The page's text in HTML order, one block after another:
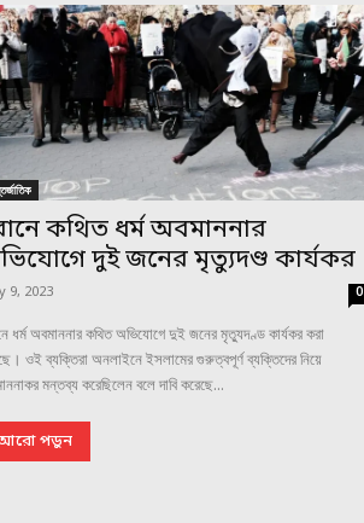
কথিত ধর্ম অবমাননার
দুই জনের মৃত্যুদণ্ড কার্যকর
9, 2023 0
ধর্ম অবমাননার কথিত অভিযোগে দুই জনের মৃত্যুদণ্ড কার্যকর করা
ওই ব্যক্তিরা অনলাইনে ইসলামের গুরুত্বপূর্ণ ব্যক্তিদের নিয়ে
মন্তব্য করেছিলেন বলে দাবি করেছে...
পড়ুন